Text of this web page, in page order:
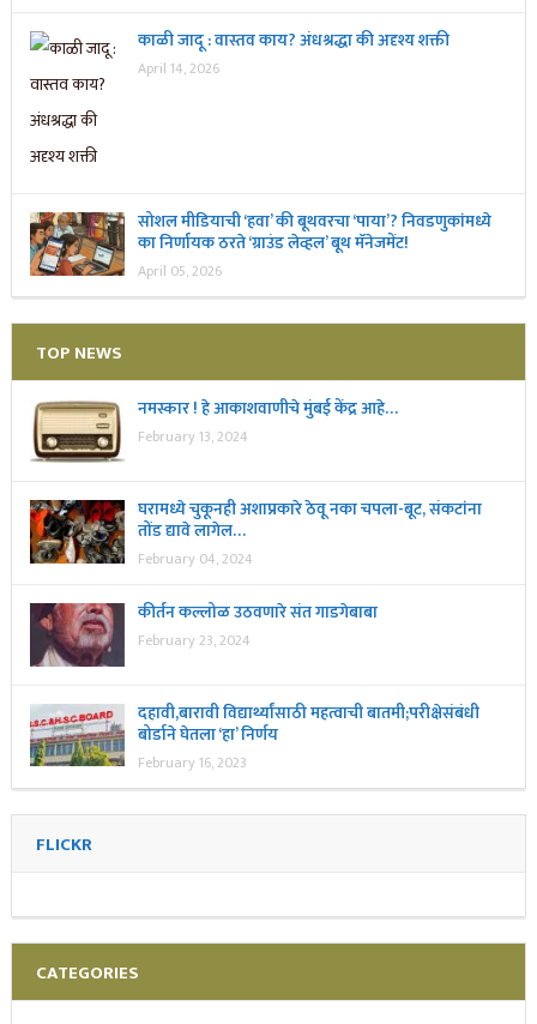
काळी जादू : वास्तव काय? अंधश्रद्धा की अदृश्य शक्ती
April 14, 2026
सोशल मीडियाची ‘हवा’ की बूथवरचा ‘पाया’? निवडणुकांमध्ये
का निर्णायक ठरते ‘ग्राउंड लेव्हल’ बूथ मॅनेजमेंट!
April 05, 2026
TOP NEWS
नमस्कार ! हे आकाशवाणीचे मुंबई केंद्र आहे…
February 13, 2024
घरामध्ये चुकूनही अशाप्रकारे ठेवू नका चपला-बूट, संकटांना
तोंड द्यावे लागेल…
February 04, 2024
कीर्तन कल्लोळ उठवणारे संत गाडगेबाबा
February 23, 2024
दहावी,बारावी विद्यार्थ्यांसाठी महत्वाची बातमी;परीक्षेसंबंधी
बोर्डाने घेतला ‘हा’ निर्णय
February 16, 2023
FLICKR
CATEGORIES